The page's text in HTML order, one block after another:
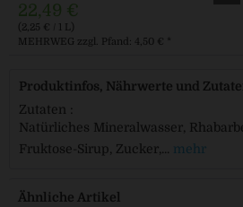
22,49 €
(2,25 € / 1 L)
MEHRWEG zzgl. Pfand: 4,50 € *
Produktinfos, Nährwerte und
Zutaten :
Natürliches Mineralwasser,
Fruktose-Sirup, Zucker,...
mehr
Ähnliche Artikel